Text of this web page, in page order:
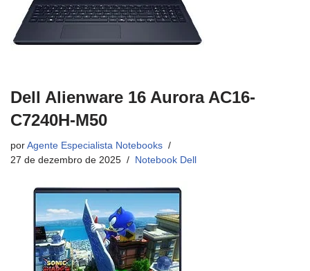
Dell Alienware 16 Aurora AC16-
C7240H-M50
por Agente Especialista Notebooks
27 de dezembro de 2025
Notebook Dell